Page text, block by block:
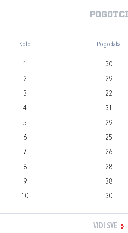
Pogotci
Kolo Pogodaka
1 30
2
29
3
22
4
31
5
29
6
25
7
26
8
28
9
38
10
30
VIDI SVE